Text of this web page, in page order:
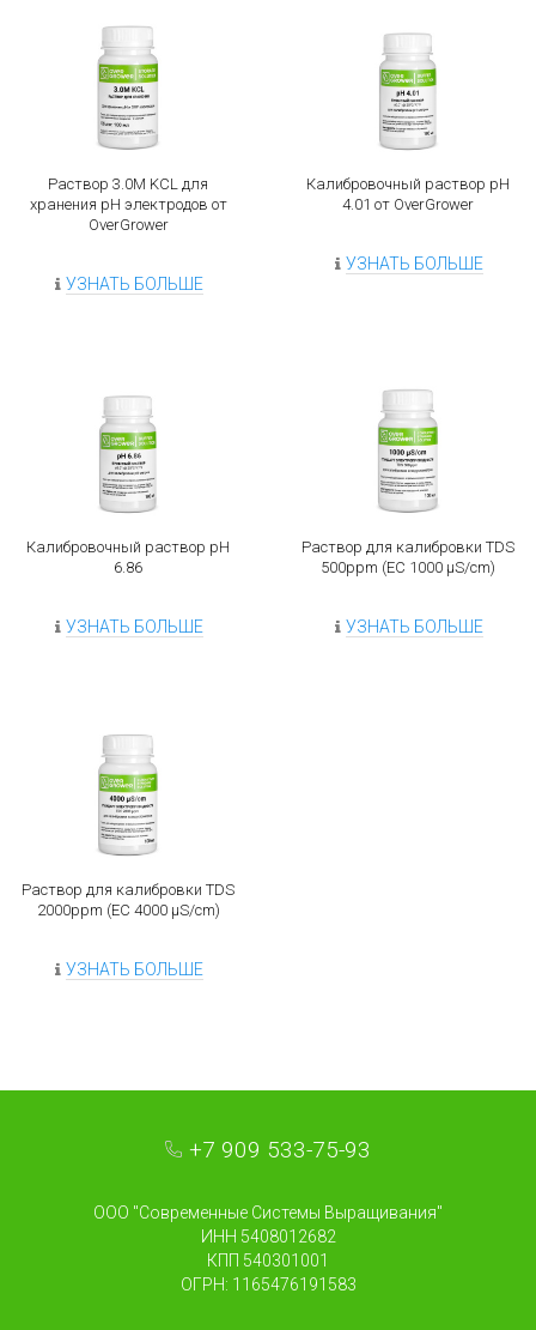
Раствор 3.0M KCL для
хранения pH электродов от
OverGrower
УЗНАТЬ БОЛЬШЕ
Калибровочный раствор рН
4.01 от OverGrower
УЗНАТЬ БОЛЬШЕ
Калибровочный раствор рН
6.86
УЗНАТЬ БОЛЬШЕ
Раствор для калибровки TDS
500ppm (EC 1000 µS/cm)
УЗНАТЬ БОЛЬШЕ
Раствор для калибровки TDS
2000ppm (EC 4000 µS/cm)
УЗНАТЬ БОЛЬШЕ
+7 909 533-75-93
ООО "Современные Системы Выращивания"
ИНН 5408012682
КПП 540301001
ОГРН: 1165476191583